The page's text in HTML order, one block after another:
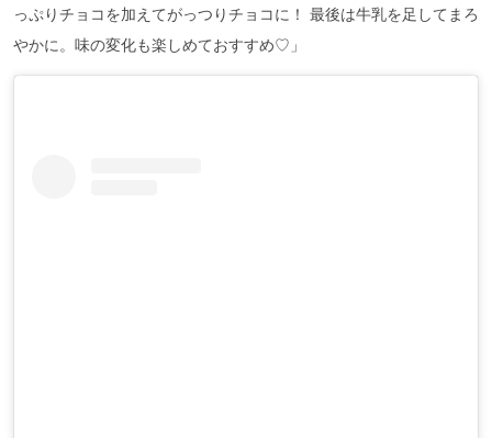
っぷりチョコを加えてがっつりチョコに！ 最後は牛乳を足してまろ
やかに。味の変化も楽しめておすすめ♡」